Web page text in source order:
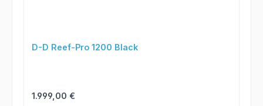
D-D Reef-Pro 1200 Black
Regulärer Preis:
1.999,00 €